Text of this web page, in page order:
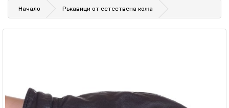
Начало Ръкавици от естествена кожа